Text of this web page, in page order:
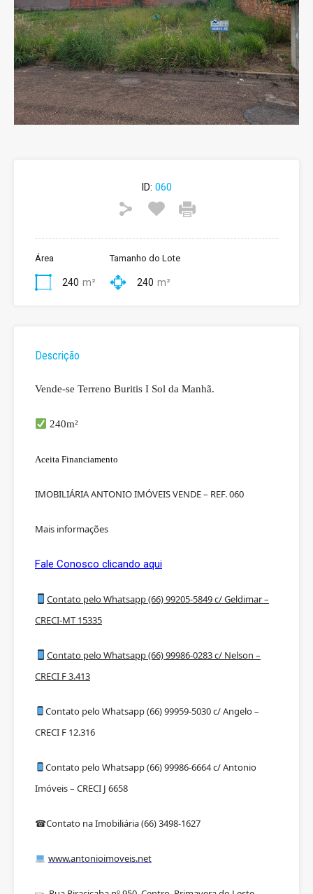
ID: 060
Área
240 m²
Tamanho do Lote
240 m²
Descrição
Vende-se Terreno Buritis I Sol da Manhã.
240m²
Aceita Financiamento
IMOBILIÁRIA ANTONIO IMÓVEIS VENDE – REF.060
Mais informações
Fale Conosco clicando aqui
Contato pelo Whatsapp (66) 99205-5849 c/ Geldimar –
CRECI-MT 15335
Contato pelo Whatsapp (66) 99986-0283 c/ Nelson –
CRECI F 3.413
Contato pelo Whatsapp (66) 99959-5030 c/ Angelo –
CRECI F 12.316
Contato pelo Whatsapp (66) 99986-6664 c/ Antonio
Imóveis – CRECI J 6658
☎Contato na Imobiliária (66) 3498-1627
www.antonioimoveis.net